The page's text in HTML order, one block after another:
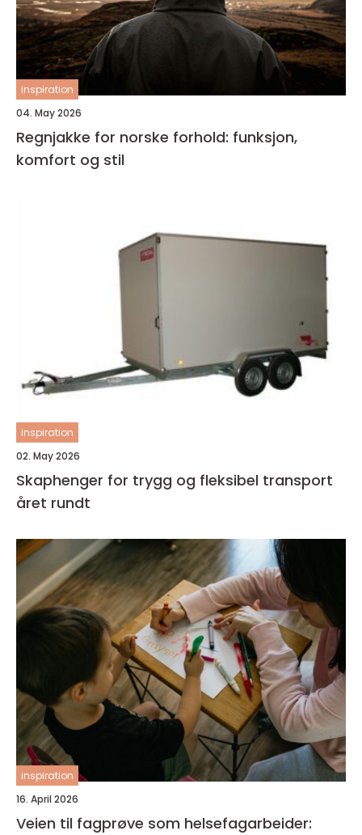
inspiration
04. May 2026
Regnjakke for norske forhold: funksjon,
komfort og stil
inspiration
02. May 2026
Skaphenger for trygg og fleksibel transport
året rundt
inspiration
16. April 2026
Veien til fagprøve som helsefagarbeider: